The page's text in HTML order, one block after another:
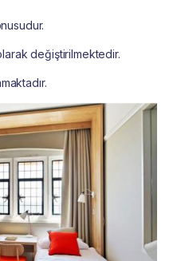
değiştirilmektedir.